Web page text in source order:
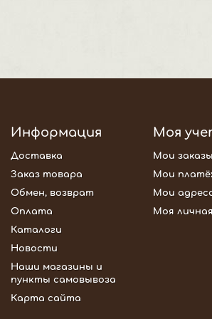
Информация
Доставка
Заказ товара
Обмен, возврат
Оплата
Каталоги
Новости
Наши магазины и
пункты самовывоза
Карта сайта
Моя
Мои заказы
Мои
Мои
Моя